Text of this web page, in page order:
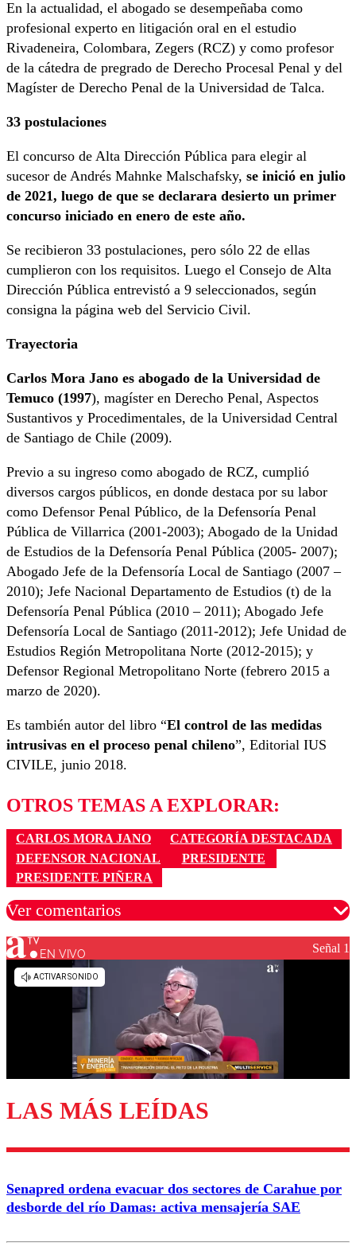
En la actualidad, el abogado se desempeñaba como
profesional experto en litigación oral en el estudio
Rivadeneira, Colombara, Zegers (RCZ) y como profesor
de la cátedra de pregrado de Derecho Procesal Penal y del
Magíster de Derecho Penal de la Universidad de Talca.
33 postulaciones
El concurso de Alta Dirección Pública para elegir al
sucesor de Andrés Mahnke Malschafsky, se inició en julio
de 2021, luego de que se declarara desierto un primer
concurso iniciado en enero de este año.
Se recibieron 33 postulaciones, pero sólo 22 de ellas
cumplieron con los requisitos. Luego el Consejo de Alta
Dirección Pública entrevistó a 9 seleccionados, según
consigna la página web del Servicio Civil.
Trayectoria
Carlos Mora Jano es abogado de la Universidad de
Temuco (1997), magíster en Derecho Penal, Aspectos
Sustantivos y Procedimentales, de la Universidad Central
de Santiago de Chile (2009).
Previo a su ingreso como abogado de RCZ, cumplió
diversos cargos públicos, en donde destaca por su labor
como Defensor Penal Público, de la Defensoría Penal
Pública de Villarrica (2001-2003); Abogado de la Unidad
de Estudios de la Defensoría Penal Pública (2005- 2007);
Abogado Jefe de la Defensoría Local de Santiago (2007 –
2010); Jefe Nacional Departamento de Estudios (t) de la
Defensoría Penal Pública (2010 – 2011); Abogado Jefe
Defensoría Local de Santiago (2011-2012); Jefe Unidad de
Estudios Región Metropolitana Norte (2012-2015); y
Defensor Regional Metropolitano Norte (febrero 2015 a
marzo de 2020).
Es también autor del libro “El control de las medidas
intrusivas en el proceso penal chileno”, Editorial IUS
CIVILE, junio 2018.
OTROS TEMAS A EXPLORAR:
CARLOS MORA JANO
CATEGORÍA DESTACADA
DEFENSOR NACIONAL
PRESIDENTE
PRESIDENTE PIÑERA
Ver comentarios
Los comentarios son moderados para garantizar un
diálogo respetuoso.
Enviar comentario
EN VIVO Señal 1
LAS MÁS LEÍDAS
Senapred ordena evacuar dos sectores de Carahue por
desborde del río Damas: activa mensajería SAE